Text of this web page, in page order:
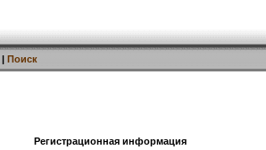
| Поиск
Регистрационная информация